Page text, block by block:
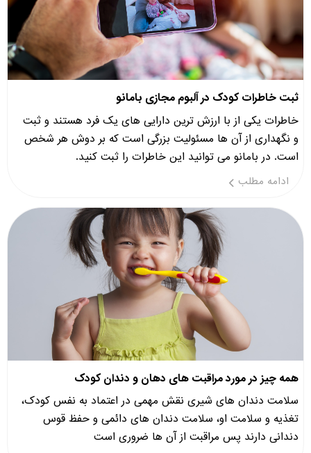
ثبت خاطرات کودک در آلبوم مجازی بامانو
خاطرات یکی از با ارزش ترین دارایی های یک فرد هستند و ثبت
و نگهداری از آن ها مسئولیت بزرگی است که بر دوش هر شخص
است. در بامانو می توانید این خاطرات را ثبت کنید.
ادامه مطلب
همه چیز در مورد مراقبت های دهان و دندان کودک
سلامت دندان های شیری نقش مهمی در اعتماد به نفس کودک،
تغذیه و سلامت او، سلامت دندان های دائمی و حفظ قوس
دندانی دارند پس مراقبت از آن ها ضروری است